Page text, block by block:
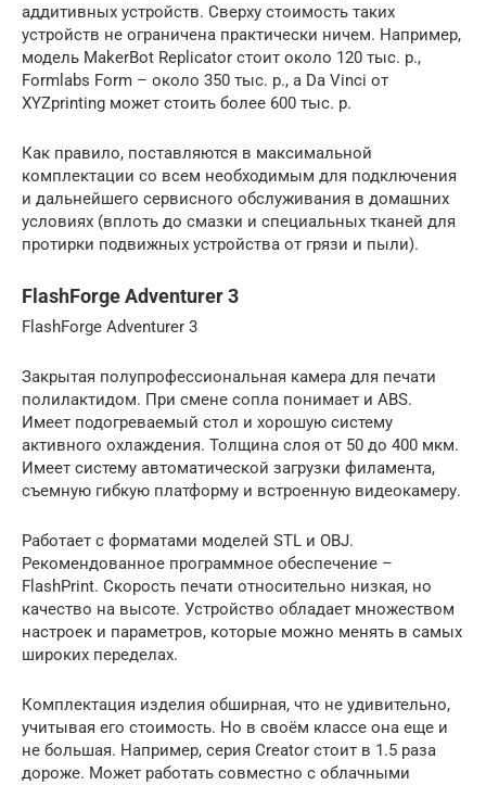
аддитивных устройств. Сверху стоимость таких
устройств не ограничена практически ничем. Например,
модель MakerBot Replicator стоит около 120 тыс. р.,
Formlabs Form – около 350 тыс. р., а Da Vinci от
XYZprinting может стоить более 600 тыс. р.
Как правило, поставляются в максимальной
комплектации со всем необходимым для подключения
и дальнейшего сервисного обслуживания в домашних
условиях (вплоть до смазки и специальных тканей для
протирки подвижных устройства от грязи и пыли).
FlashForge Adventurer 3
FlashForge Adventurer 3
Закрытая полупрофессиональная камера для печати
полилактидом. При смене сопла понимает и ABS.
Имеет подогреваемый стол и хорошую систему
активного охлаждения. Толщина слоя от 50 до 400 мкм.
Имеет систему автоматической загрузки филамента,
съемную гибкую платформу и встроенную видеокамеру.
Работает с форматами моделей STL и OBJ.
Рекомендованное программное обеспечение –
FlashPrint. Скорость печати относительно низкая, но
качество на высоте. Устройство обладает множеством
настроек и параметров, которые можно менять в самых
широких переделах.
Комплектация изделия обширная, что не удивительно,
учитывая его стоимость. Но в своём классе она еще и
не большая. Например, серия Creator стоит в 1.5 раза
дороже. Может работать совместно с облачными